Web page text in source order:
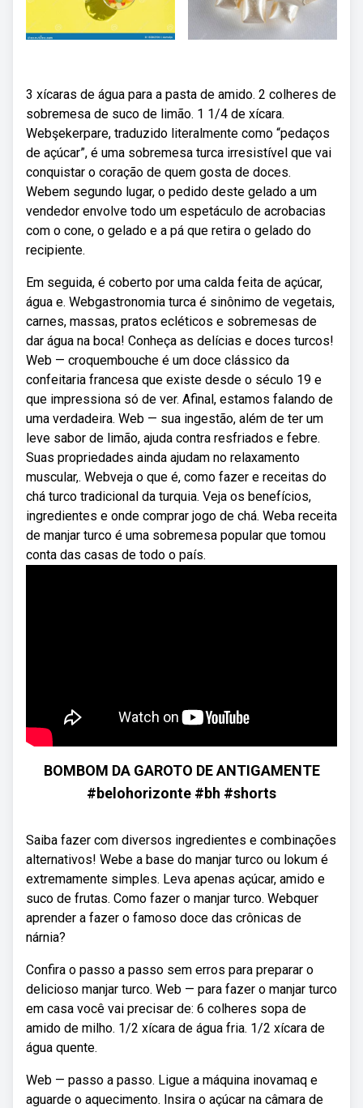
3 xícaras de água para a pasta de amido. 2 colheres de
sobremesa de suco de limão. 1 1/4 de xícara.
Webşekerpare, traduzido literalmente como “pedaços
de açúcar”, é uma sobremesa turca irresistível que vai
conquistar o coração de quem gosta de doces.
Webem segundo lugar, o pedido deste gelado a um
vendedor envolve todo um espetáculo de acrobacias
com o cone, o gelado e a pá que retira o gelado do
recipiente.
Em seguida, é coberto por uma calda feita de açúcar,
água e. Webgastronomia turca é sinônimo de vegetais,
carnes, massas, pratos ecléticos e sobremesas de
dar água na boca! Conheça as delícias e doces turcos!
Web — croquembouche é um doce clássico da
confeitaria francesa que existe desde o século 19 e
que impressiona só de ver. Afinal, estamos falando de
uma verdadeira. Web — sua ingestão, além de ter um
leve sabor de limão, ajuda contra resfriados e febre.
Suas propriedades ainda ajudam no relaxamento
muscular,. Webveja o que é, como fazer e receitas do
chá turco tradicional da turquia. Veja os benefícios,
ingredientes e onde comprar jogo de chá. Weba receita
de manjar turco é uma sobremesa popular que tomou
conta das casas de todo o país.
BOMBOM DA GAROTO DE ANTIGAMENTE
#belohorizonte #bh #shorts
Saiba fazer com diversos ingredientes e combinações
alternativos! Webe a base do manjar turco ou lokum é
extremamente simples. Leva apenas açúcar, amido e
suco de frutas. Como fazer o manjar turco. Webquer
aprender a fazer o famoso doce das crônicas de
nárnia?
Confira o passo a passo sem erros para preparar o
delicioso manjar turco. Web — para fazer o manjar turco
em casa você vai precisar de: 6 colheres sopa de
amido de milho. 1/2 xícara de água fria. 1/2 xícara de
água quente.
Web — passo a passo. Ligue a máquina inovamaq e
aguarde o aquecimento. Insira o açúcar na câmara de